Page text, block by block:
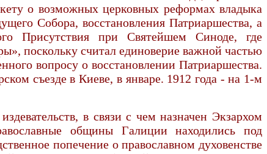
о возможных церковных реформах владыка
Собора, восстановления Патриаршества, а
Присутствия при Святейшем Синоде, где
поскольку считал единоверие важной частью
вопросу о восстановлении Патриаршества.
съезде в Киеве, в январе. 1912 года - на 1-м
в связи с чем назначен Экзархом
общины Галиции находились под
попечение о православном духовенстве